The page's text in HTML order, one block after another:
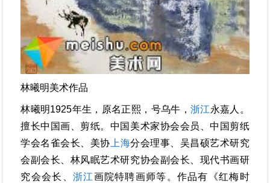
林曦明美术作品
林曦明1925年生，原名正熙，号乌牛， 浙江永嘉人。
擅长中国画、剪纸。中国美术家协会会员、中国剪纸
学会名雀会长、美协上海分会理事、吴昌硕艺术研究
会副会长、林风眠艺术研究协会副会长、现代书画研
究会会长、 浙江画院特聘画师等。作品有《红梅时